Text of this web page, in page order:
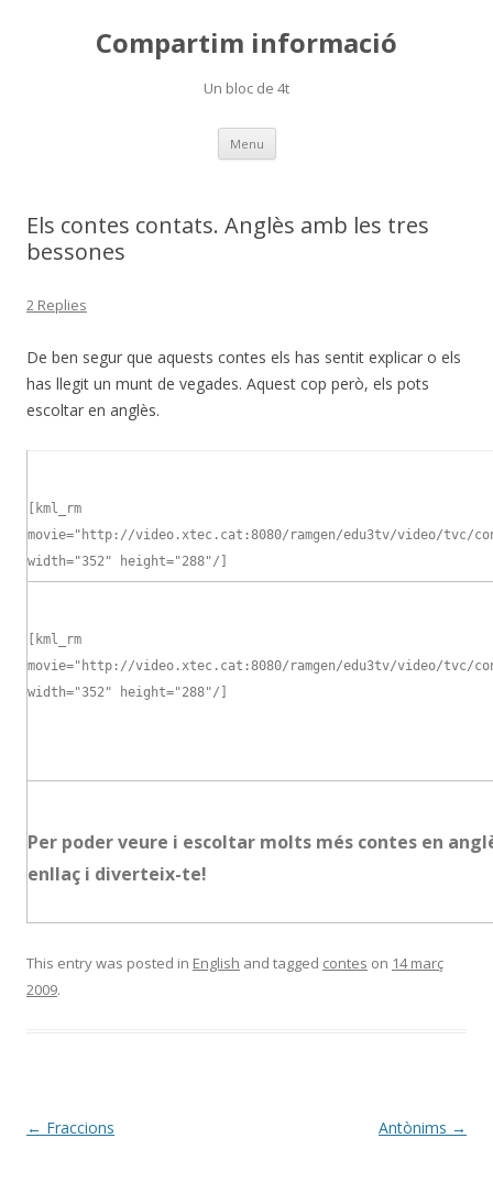
Compartim informació
Un bloc de 4t
Menu Skip
content
Els contes contats. Anglès amb les tres
bessones
2 Replies
De ben segur que aquests contes els has sentit explicar o els
has llegit un munt de vegades. Aquest cop però, els pots
escoltar en anglès.
[kml_rm
movie="http://video.xtec.cat:8080/ramgen/edu3tv/video/tvc/
width="352" height="288"/]
[kml_rm
movie="http://video.xtec.cat:8080/ramgen/edu3tv/video/tvc/
width="352" height="288"/]
Per poder veure i escoltar molts més contes en
enllaç i diverteix-te!
This entry was posted in English and tagged contes on 14 març
2009.
Post
← Fraccions Antònims →